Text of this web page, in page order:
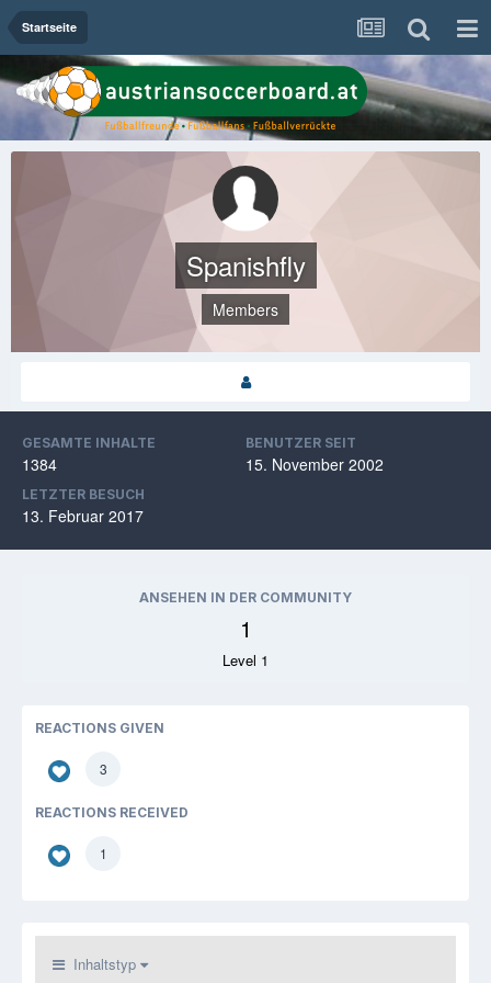
Startseite
Spanishfly
Members
GESAMTE INHALTE
1384
BENUTZER SEIT
15. November 2002
LETZTER BESUCH
13. Februar 2017
ANSEHEN IN DER COMMUNITY
1
Level 1
REACTIONS GIVEN
3
REACTIONS RECEIVED
1
Inhaltstyp